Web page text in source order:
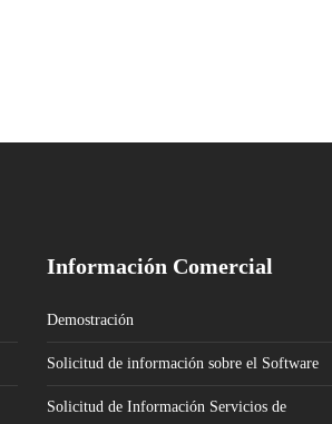
Información Comercial
Demostración
Solicitud de información sobre el Software
Solicitud de Información Servicios de